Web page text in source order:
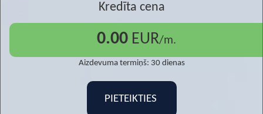
Kredīta cena
0.00 EUR/m.
Aizdevuma termiņš: 30 dienas
PIETEIKTIES